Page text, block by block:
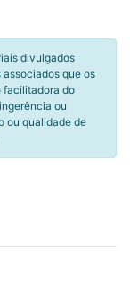
divulgados
que os
facilitadora do
ou
ou qualidade de